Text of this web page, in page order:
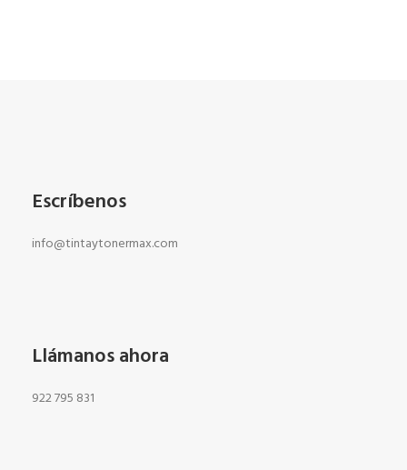
Escríbenos
info@tintaytonermax.com
Llámanos ahora
922 795 831